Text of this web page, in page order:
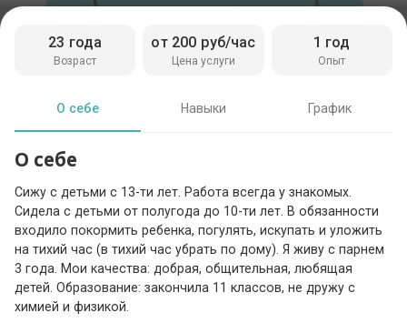
Возраст
23 года
Цена услуги
от 200 руб/час
Опыт
1 год
О себе Навыки График
О себе
Сижу с детьми с 13-ти лет. Работа всегда у знакомых.
Сидела с детьми от полугода до 10-ти лет. В обязанности
входило покормить ребенка, погулять, искупать и уложить
на тихий час (в тихий час убрать по дому). Я живу с парнем
3 года. Мои качества: добрая, общительная, любящая
детей. Образование: закончила 11 классов, не дружу с
химией и физикой.